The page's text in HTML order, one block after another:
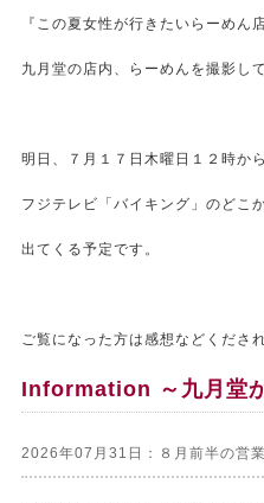
『この夏女性が行きたいらーめん
九月堂の店内、らーめんを撮影し
明日、７月１７日木曜日１２時か
フジテレビ「バイキング」のどこ
出てくる予定です。
ご覧になった方は感想などくださ
Information ～九月堂
2026年07月31日：８月前半の営